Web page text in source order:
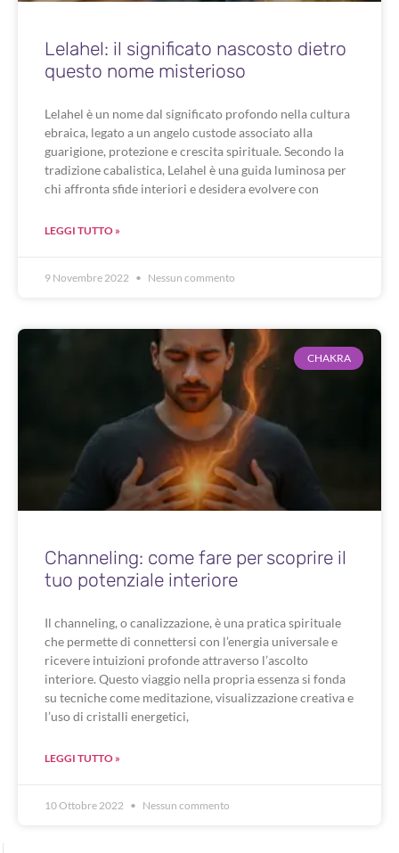
Lelahel: il significato nascosto dietro
questo nome misterioso
Lelahel è un nome dal significato profondo nella cultura
ebraica, legato a un angelo custode associato alla
guarigione, protezione e crescita spirituale. Secondo la
tradizione cabalistica, Lelahel è una guida luminosa per
chi affronta sfide interiori e desidera evolvere con
LEGGI TUTTO »
9 Novembre 2022 Nessun commento
CHAKRA
Channeling: come fare per scoprire il
tuo potenziale interiore
Il channeling, o canalizzazione, è una pratica spirituale
che permette di connettersi con l’energia universale e
ricevere intuizioni profonde attraverso l’ascolto
interiore. Questo viaggio nella propria essenza si fonda
su tecniche come meditazione, visualizzazione creativa e
l’uso di cristalli energetici,
LEGGI TUTTO »
10 Ottobre 2022 Nessun commento